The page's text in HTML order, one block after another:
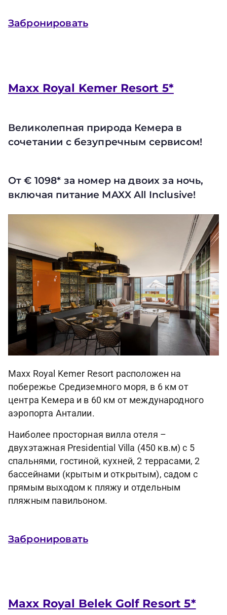
Забронировать
Maxx Royal Kemer Resort 5*
Великолепная природа Кемера в
сочетании с безупречным сервисом!
От € 1098* за номер на двоих за ночь,
включая питание MAXX All Inclusive!
Maxx Royal Kemer Resort расположен на
побережье Средиземного моря, в 6 км от
центра Кемера и в 60 км от международного
аэропорта Анталии.
Наиболее просторная вилла отеля –
двухэтажная Presidential Villa (450 кв.м) с 5
спальнями, гостиной, кухней, 2 террасами, 2
бассейнами (крытым и открытым), садом с
прямым выходом к пляжу и отдельным
пляжным павильоном.
Забронировать
Maxx Royal Belek Golf Resort 5*